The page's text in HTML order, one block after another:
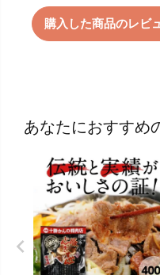
購入した商品のレビ
あなたにおすすめ